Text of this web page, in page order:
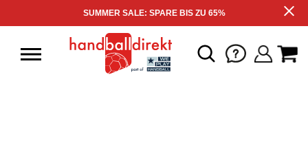
SUMMER SALE: SPARE BIS ZU 65%